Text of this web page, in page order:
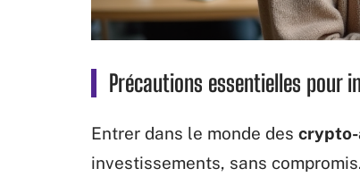
Précautions essentielles pour
Entrer dans le monde des
investissements, sans